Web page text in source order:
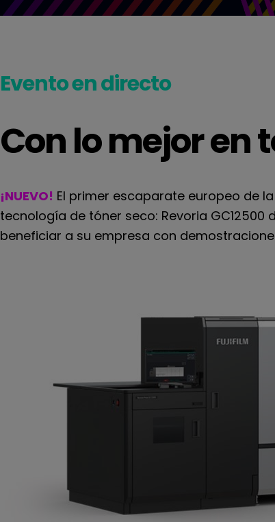
Evento en directo
Con lo mejor en
¡NUEVO! El primer escaparate europeo de
tecnología de tóner seco: Revoria
beneficiar a su empresa con